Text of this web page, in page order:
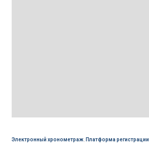
Электронный хронометраж, Платформа регистрации